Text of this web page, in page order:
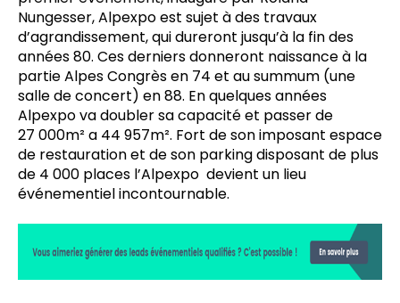
Nungesser, Alpexpo est sujet à des travaux
d’agrandissement, qui dureront jusqu’à la fin des
années 80. Ces derniers donneront naissance à la
partie Alpes Congrès en 74 et au summum (une
salle de concert) en 88. En quelques années
Alpexpo va doubler sa capacité et passer de
27 000m² a 44 957m². Fort de son imposant espace
de restauration et de son parking disposant de plus
de 4 000 places l’Alpexpo devient un lieu
événementiel incontournable.